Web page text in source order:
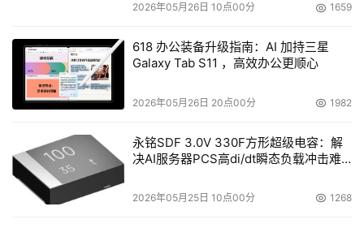
3,295美元。此外，该公司发布的大型企业类存储产品，都
将冠以SAN Pro的商标出售。
惠普股票因公司裁员出现大幅下挫
日的股票市值下跌了40美分，收盘时每股售价已接近24.52
美元。作为改组计划的一部分，惠普将一次性裁减掉1.45万
个职位，并安排部分员工提前退休，以期达到每年节省19亿
2026年05月26日 10点00分 1659
618 办公装备升级指南：AI 加持三星
Galaxy Tab S11 ，高效办公更顺心
2026年05月26日 20点00分 1982
永铭SDF 3.0V 330F方形超级电容：解
决AI服务器PCS高di/dt瞬态负载冲击难
2026年05月25日 10点00分 1268